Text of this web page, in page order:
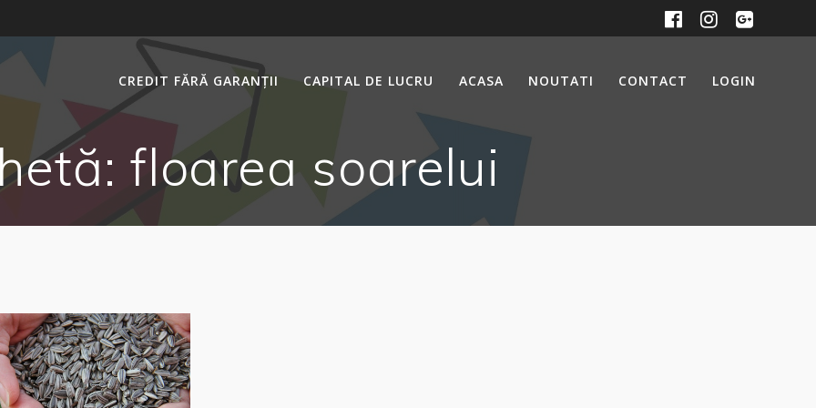
CREDIT FĂRĂ GARANȚII CAPITAL DE LUCRU ACASA NOUTATI CONTACT LOGIN
floarea soarelui